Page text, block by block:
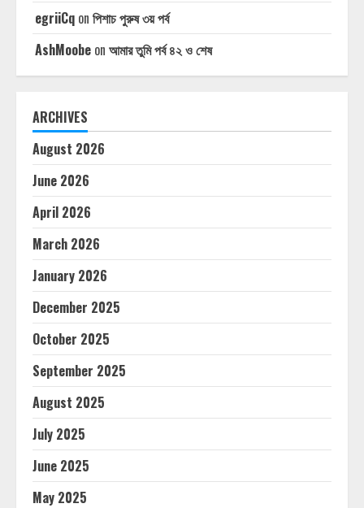
egriiCq on পিশাচ পুরুষ ৩য় পর্ব
AshMoobe on আমার তুমি পর্ব ৪২ ও শেষ
ARCHIVES
August 2026
June 2026
April 2026
March 2026
January 2026
December 2025
October 2025
September 2025
August 2025
July 2025
June 2025
May 2025